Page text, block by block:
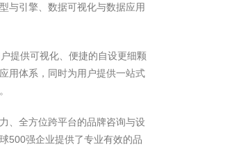
与引擎、数据可视化与数据应用
提供可视化、便捷的自设更细颗
用体系，同时为用户提供一站式
、全方位跨平台的品牌咨询与设
500强企业提供了专业有效的品